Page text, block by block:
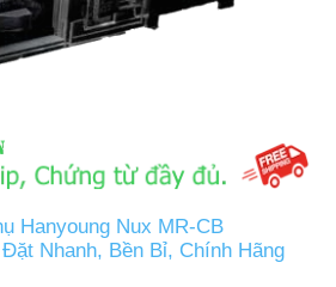
Hanyoung Nux MR-CB
Nhanh, Bền Bỉ, Chính Hãng